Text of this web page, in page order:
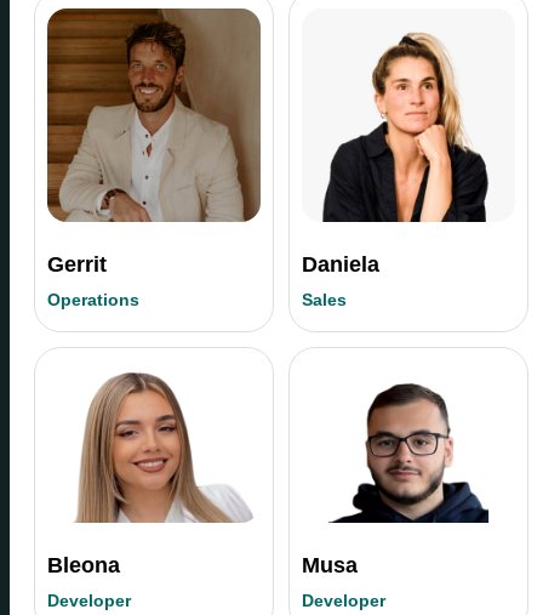
Gerrit
Operations
Daniela
Sales
Bleona
Developer
Musa
Developer